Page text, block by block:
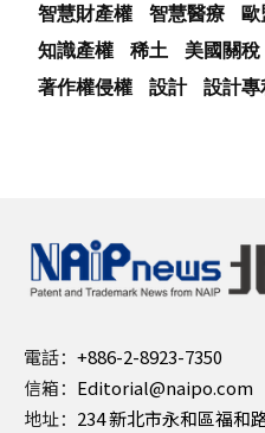
智慧財產權
智慧醫療 歐
知識產權
稀土 美國關稅
著作權侵權
設計 設計專
電話： +886-2-8923-7350
信箱： Editorial@naipo.com
地址： 234 新北市永和區福和